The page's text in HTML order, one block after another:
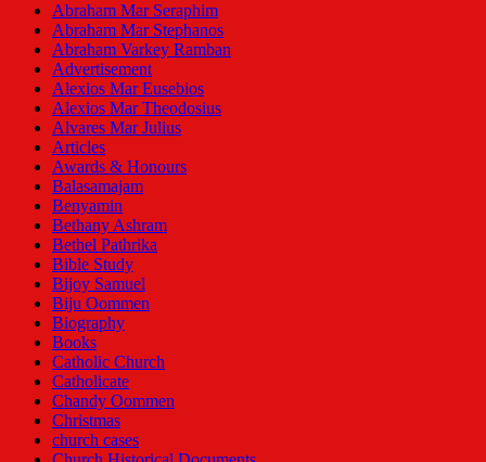
Abraham Mar Seraphim
Abraham Mar Stephanos
Abraham Varkey Ramban
Advertisement
Alexios Mar Eusebios
Alexios Mar Theodosius
Alvares Mar Julius
Articles
Awards & Honours
Balasamajam
Benyamin
Bethany Ashram
Bethel Pathrika
Bible Study
Bijoy Samuel
Biju Oommen
Biography
Books
Catholic Church
Catholicate
Chandy Oommen
Christmas
church cases